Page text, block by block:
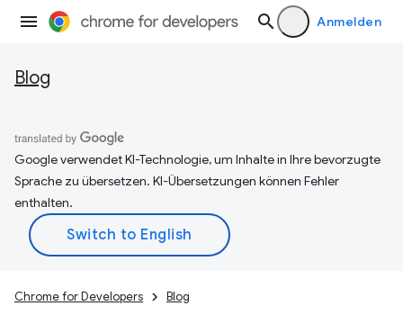
Anmelden
Blog
Google verwendet KI-Technologie, um Inhalte in Ihre bevorzugte
Sprache zu übersetzen. KI-Übersetzungen können Fehler
enthalten.
Chrome for Developers Blog